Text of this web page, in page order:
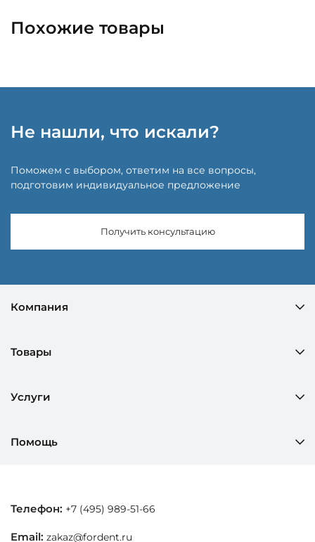
Похожие товары
Не нашли, что искали?
Поможем с выбором, ответим на все вопросы,
подготовим индивидуальное предложение
Получить консультацию
Компания
Товары
Услуги
Помощь
Телефон: +7 (495) 989-51-66
Email: zakaz@fordent.ru